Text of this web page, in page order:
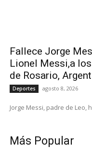
Fallece Jorge
Lionel Messi,a
de Rosario,
Deportes agosto 8, 2026
Jorge Messi, padre de Leo,
Más Popular